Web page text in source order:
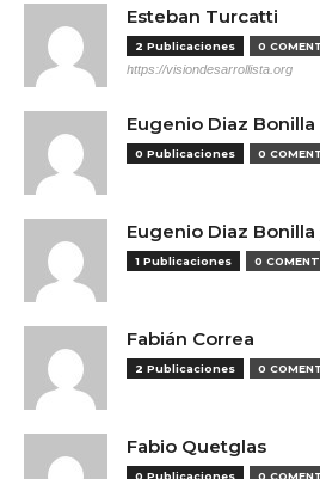
Esteban Turcatti
2 Publicaciones 0
https://visiondesarrollista.org
Eugenio Diaz Bonilla
0 Publicaciones 0
Eugenio Diaz
1 Publicaciones 0
Fabián Correa
2 Publicaciones 0
Fabio Quetglas
0 Publicaciones 0